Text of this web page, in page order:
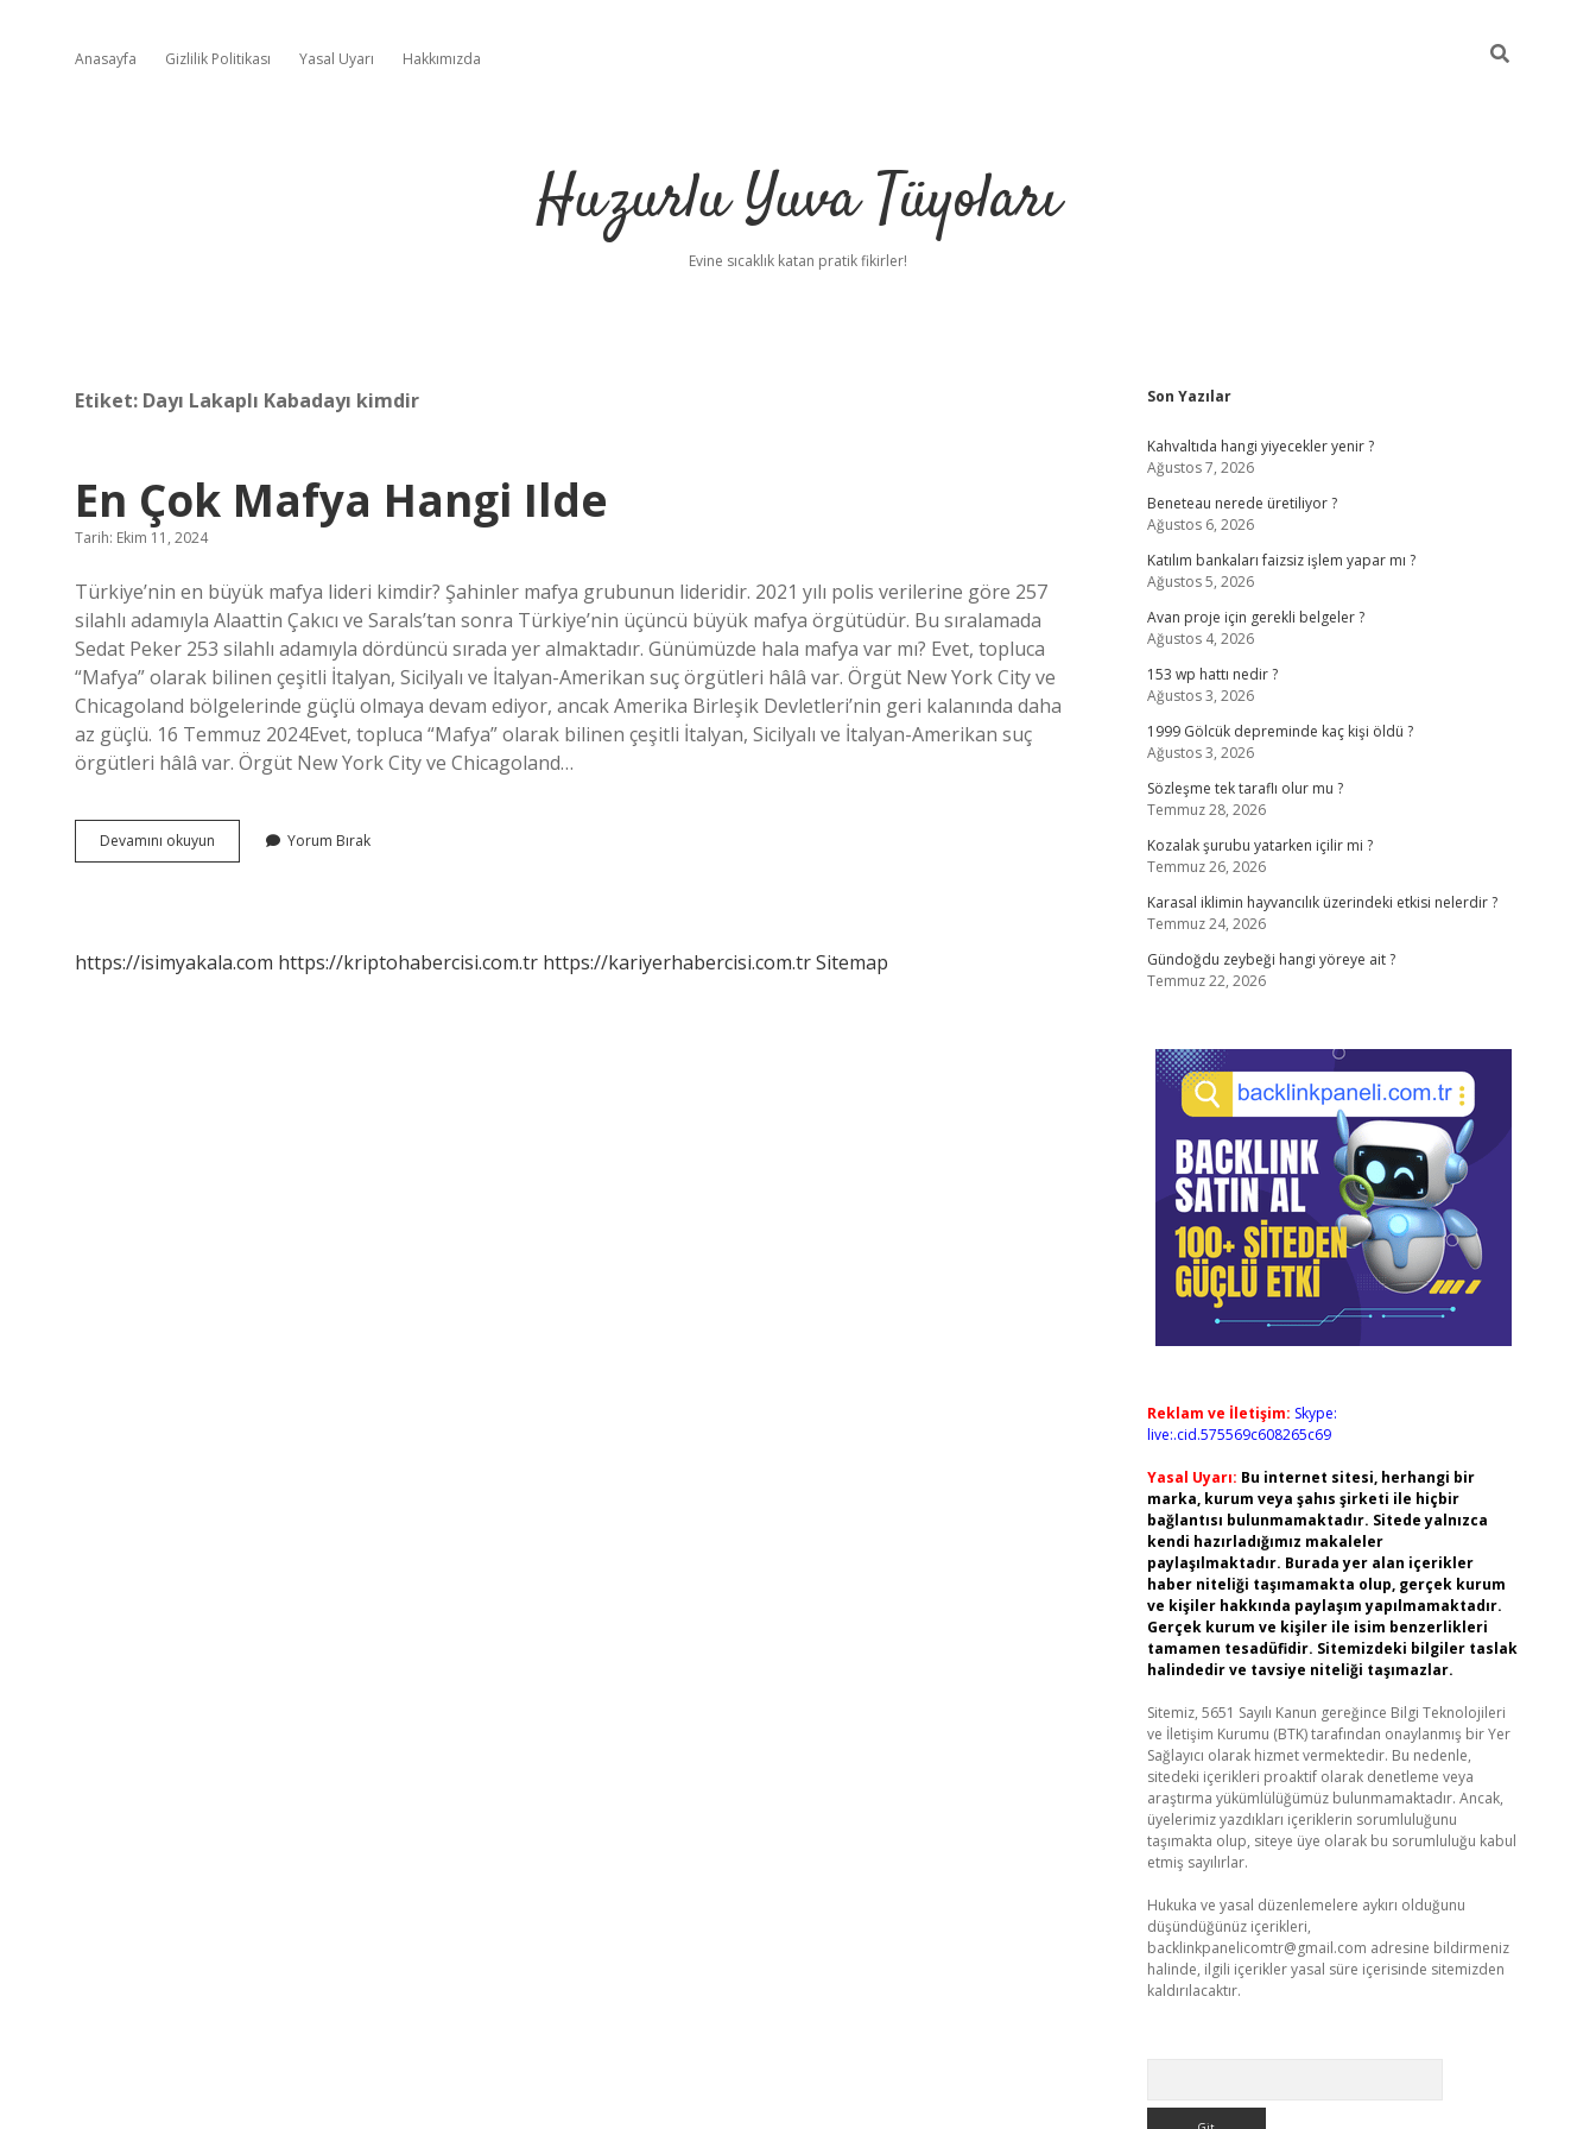
Anasayfa Gizlilik Politikası Yasal Uyarı Hakkımızda
Huzurlu Yuva Tüyoları
Evine sıcaklık katan pratik fikirler!
Etiket: Dayı Lakaplı Kabadayı kimdir
En Çok Mafya Hangi Ilde
Tarih: Ekim 11, 2024
Türkiye’nin en büyük mafya lideri kimdir? Şahinler mafya grubunun lideridir. 2021 yılı polis verilerine göre 257
silahlı adamıyla Alaattin Çakıcı ve Sarals’tan sonra Türkiye’nin üçüncü büyük mafya örgütüdür. Bu sıralamada
Sedat Peker 253 silahlı adamıyla dördüncü sırada yer almaktadır. Günümüzde hala mafya var mı? Evet, topluca
“Mafya” olarak bilinen çeşitli İtalyan, Sicilyalı ve İtalyan-Amerikan suç örgütleri hâlâ var. Örgüt New York City ve
Chicagoland bölgelerinde güçlü olmaya devam ediyor, ancak Amerika Birleşik Devletleri’nin geri kalanında daha
az güçlü. 16 Temmuz 2024Evet, topluca “Mafya” olarak bilinen çeşitli İtalyan, Sicilyalı ve İtalyan-Amerikan suç
örgütleri hâlâ var. Örgüt New York City ve Chicagoland…
Devamını okuyun
Çok
Yorum Bırak
https://isimyakala.com https://kriptohabercisi.com.tr https://kariyerhabercisi.com.trSitemap
Sidebar
Son Yazılar
Kahvaltıda hangi yiyecekler yenir ?
Ağustos 7, 2026
Beneteau nerede üretiliyor ?
Ağustos 6, 2026
Katılım bankaları faizsiz işlem yapar mı ?
Ağustos 5, 2026
Avan proje için gerekli belgeler ?
Ağustos 4, 2026
153 wp hattı nedir ?
Ağustos 3, 2026
1999 Gölcük depreminde kaç kişi öldü ?
Ağustos 3, 2026
Sözleşme tek taraflı olur mu ?
Temmuz 28, 2026
Kozalak şurubu yatarken içilir mi ?
Temmuz 26, 2026
Karasal iklimin hayvancılık üzerindeki etkisi nelerdir ?
Temmuz 24, 2026
Gündoğdu zeybeği hangi yöreye ait ?
Temmuz 22, 2026
Reklam ve İletişim: Skype:
live:.cid.575569c608265c69
Yasal Uyarı: Bu internet sitesi, herhangi bir
marka, kurum veya şahıs şirketi ile hiçbir
bağlantısı bulunmamaktadır. Sitede yalnızca
kendi hazırladığımız makaleler
paylaşılmaktadır. Burada yer alan içerikler
haber niteliği taşımamakta olup, gerçek kurum
ve kişiler hakkında paylaşım yapılmamaktadır.
Gerçek kurum ve kişiler ile isim benzerlikleri
tamamen tesadüfidir. Sitemizdeki bilgiler taslak
halindedir ve tavsiye niteliği taşımazlar.
Sitemiz, 5651 Sayılı Kanun gereğince Bilgi Teknolojileri
ve İletişim Kurumu (BTK) tarafından onaylanmış bir Yer
Sağlayıcı olarak hizmet vermektedir. Bu nedenle,
sitedeki içerikleri proaktif olarak denetleme veya
araştırma yükümlülüğümüz bulunmamaktadır. Ancak,
üyelerimiz yazdıkları içeriklerin sorumluluğunu
taşımakta olup, siteye üye olarak bu sorumluluğu kabul
etmiş sayılırlar.
Hukuka ve yasal düzenlemelere aykırı olduğunu
düşündüğünüz içerikleri,
backlinkpanelicomtr@gmail.com adresine bildirmeniz
halinde, ilgili içerikler yasal süre içerisinde sitemizden
kaldırılacaktır.